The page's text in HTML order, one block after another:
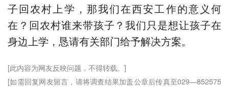
子回农村上学，那我们在西安工作的意义何
在？回农村谁来带孩子？我们只是想让孩子在
身边上学，恳请有关部门给予解决方案。
[此内容为网友反映问题，不得转载。]
[如需回复网友留言，请将调查结果加盖公章后传真至029—852575